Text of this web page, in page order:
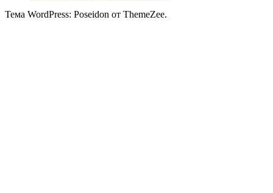
Тема WordPress: Poseidon от ThemeZee.